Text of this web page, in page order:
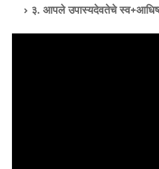
३. आपले उपास्यदेवतेचे